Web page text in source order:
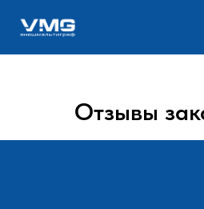
Отзывы